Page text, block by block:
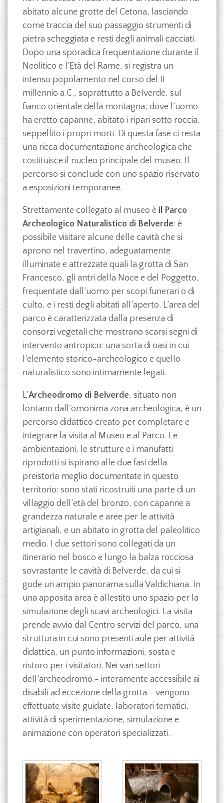
abitato alcune grotte del Cetona, lasciando
come traccia del suo passaggio strumenti di
pietra scheggiata e resti degli animali cacciati.
Dopo una sporadica frequentazione durante il
Neolitico e l’Età del Rame, si registra un
intenso popolamento nel corso del II
millennio a.C., soprattutto a Belverde, sul
fianco orientale della montagna, dove l’uomo
ha eretto capanne, abitato i ripari sotto roccia,
seppellito i propri morti. Di questa fase ci resta
una ricca documentazione archeologica che
costituisce il nucleo principale del museo. Il
percorso si conclude con uno spazio riservato
a esposizioni temporanee.
Strettamente collegato al museo è il Parco
Archeologico Naturalistico di Belverde: è
possibile visitare alcune delle cavità che si
aprono nel travertino, adeguatamente
illuminate e attrezzate quali la grotta di San
Francesco, gli antri della Noce e del Poggetto,
frequentate dall’uomo per scopi funerari o di
culto, e i resti degli abitati all’aperto. L’area del
parco è caratterizzata dalla presenza di
consorzi vegetali che mostrano scarsi segni di
intervento antropico: una sorta di oasi in cui
l’elemento storico-archeologico e quello
naturalistico sono intimamente legati.
L’Archeodromo di Belverde, situato non
lontano dall’omonima zona archeologica, è un
percorso didattico creato per completare e
integrare la visita al Museo e al Parco. Le
ambientazioni, le strutture e i manufatti
riprodotti si ispirano alle due fasi della
preistoria meglio documentate in questo
territorio: sono stati ricostruiti una parte di un
villaggio dell’età del bronzo, con capanne a
grandezza naturale e aree per le attività
artigianali, e un abitato in grotta del paleolitico
medio. I due settori sono collegati da un
itinerario nel bosco e lungo la balza rocciosa
sovrastante le cavità di Belverde, da cui si
gode un ampio panorama sulla Valdichiana. In
una apposita area è allestito uno spazio per la
simulazione degli scavi archeologici. La visita
prende avvio dal Centro servizi del parco, una
struttura in cui sono presenti aule per attività
didattica, un punto informazioni, sosta e
ristoro per i visitatori. Nei vari settori
dell’archeodromo - interamente accessibile ai
disabili ad eccezione della grotta - vengono
effettuate visite guidate, laboratori tematici,
attività di sperimentazione, simulazione e
animazione con operatori specializzati.